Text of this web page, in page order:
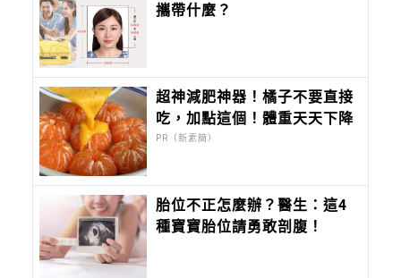
攜帶什麼？
超神減肥神器！橘子不要直接
吃，加點這個！體重天天下降
PR（新素簡）
胎位不正怎麼辦？醫生：這4
種寶寶胎位請勇敢剖腹！